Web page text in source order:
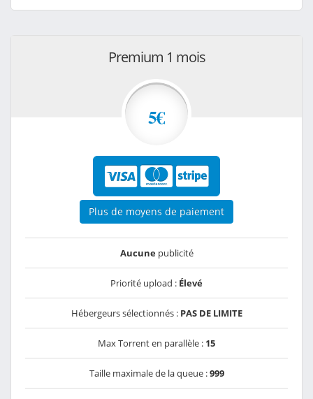
Premium 1 mois
5€
Plus de moyens de paiement
Aucunepublicité
Priorité upload : Élevé
Hébergeurs sélectionnés : PAS DE LIMITE
Max Torrent en parallèle : 15
Taille maximale de la queue :999